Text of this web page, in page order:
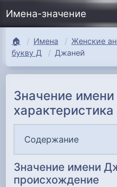
Имена-значение
🏠 Имена
Женские
букву Д
Джаней
Значение
характеристика
Содержание
Значение имени
происхождение